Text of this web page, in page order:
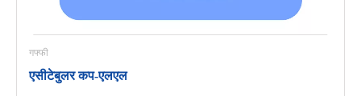
गफ्फी
एसीटेबुलर कप-एलएल